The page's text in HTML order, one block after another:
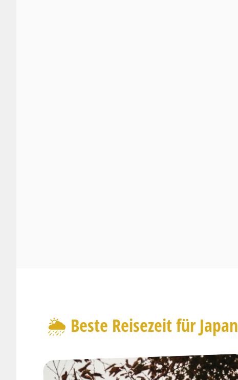
🌦️ Beste Reisezeit für Japan